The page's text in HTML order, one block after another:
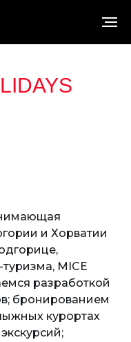
BALKAN HOLIDAYS DMC
и Хорватии
MICE
разработкой
бронированием
курортах